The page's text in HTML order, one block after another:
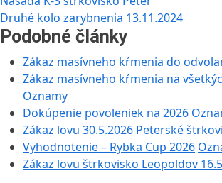
v
článku
Post:
Next
Post:
Druhé kolo zarybnenia 13.11.2024
Podobné články
Zákaz masívneho kŕmenia do
Zákaz masívneho kŕmenia na
Oznamy
Dokúpenie povoleniek na 2026
Zákaz lovu 30.5.2026 Peterské
Vyhodnotenie – Rybka Cup 2026
Zákaz lovu štrkovisko Leopoldov